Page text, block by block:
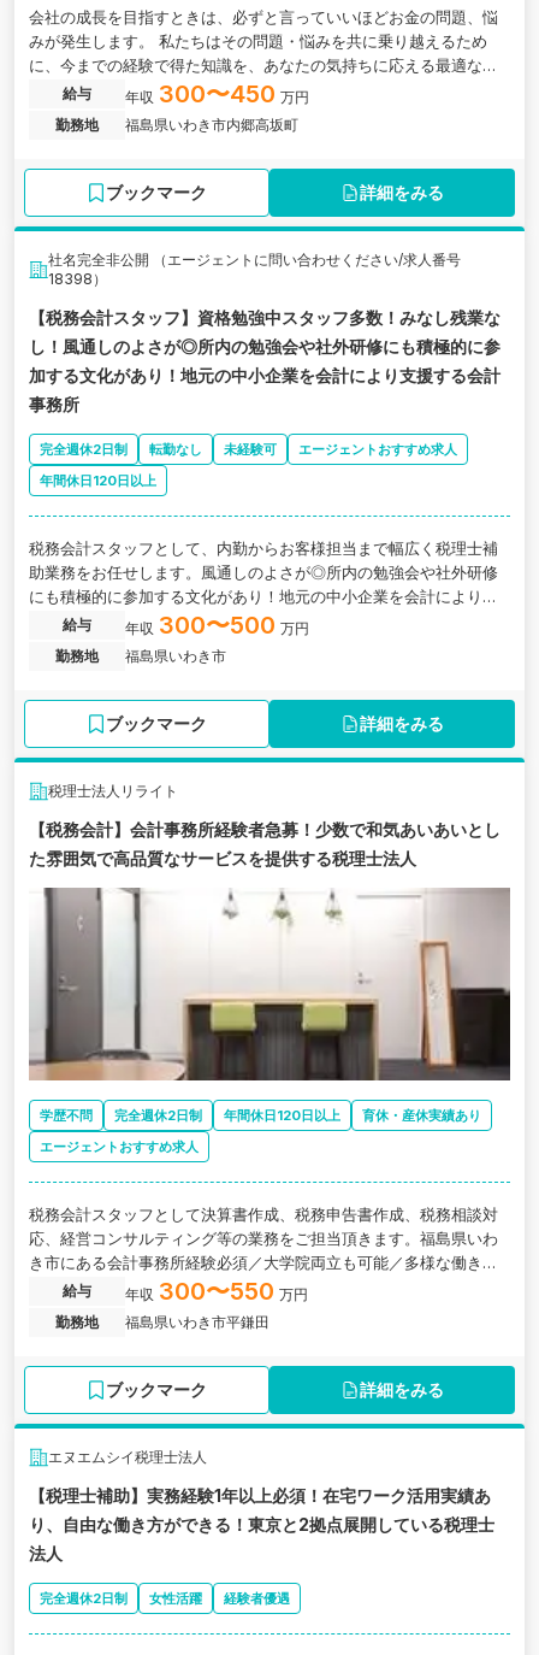
会社の成長を目指すときは、必ずと言っていいほどお金の問題、悩
みが発生します。 私たちはその問題・悩みを共に乗り越えるため
に、今までの経験で得た知識を、あなたの気持ちに応える最適な形
で提供いたします。
給与 年収 300〜450 万円
勤務地
福島県いわき市内郷高坂町
ブックマーク 詳細をみる
社名完全非公開 （エージェントに問い合わせください/求人番号
18398）
【税務会計スタッフ】資格勉強中スタッフ多数！みなし残業な
し！風通しのよさが◎所内の勉強会や社外研修にも積極的に参
加する文化があり！地元の中小企業を会計により支援する会計
事務所
完全週休2日制 転勤なし 未経験可
エージェントおすすめ求人
年間休日120日以上
税務会計スタッフとして、内勤からお客様担当まで幅広く税理士補
助業務をお任せします。風通しのよさが◎所内の勉強会や社外研修
にも積極的に参加する文化があり！地元の中小企業を会計により支
援する会計事務所
給与 年収 300〜500 万円
勤務地
福島県いわき市
ブックマーク 詳細をみる
税理士法人リライト
【税務会計】会計事務所経験者急募！少数で和気あいあいとし
た雰囲気で高品質なサービスを提供する税理士法人
学歴不問 完全週休2日制 年間休日120日以上
育休・産休実績あり
エージェントおすすめ求人
税務会計スタッフとして決算書作成、税務申告書作成、税務相談対
応、経営コンサルティング等の業務をご担当頂きます。福島県いわ
き市にある会計事務所経験必須／大学院両立も可能／多様な働き方
相談可能／業界内で着実に成長中の税理士法人の求人です。
給与 年収 300〜550 万円
勤務地
福島県いわき市平鎌田
ブックマーク 詳細をみる
エヌエムシイ税理士法人
【税理士補助】実務経験1年以上必須！在宅ワーク活用実績あ
り、自由な働き方ができる！東京と2拠点展開している税理士
法人
完全週休2日制 女性活躍 経験者優遇